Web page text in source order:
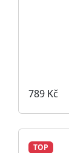
789 Kč
TOP